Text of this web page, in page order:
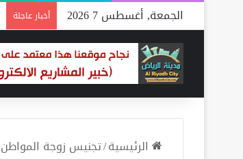
الجمعة, أغسطس 7 2026 أخبار عاجلة
الرئيسية/تجنيس زوجة المواطن 2024